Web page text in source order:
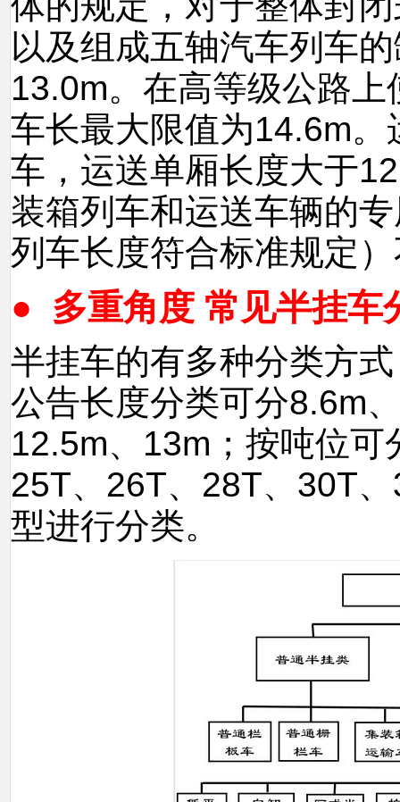
以及组成五轴汽车列车
13.0m。在高等级公路
车长最大限值为14.6m
车，运送单厢长度大于
装箱列车和运送车辆的
列车长度符合标准规定
● 多重角度 常见半挂车
半挂车的有多种分类方
公告长度分类可分8.6m
12.5m、13m；按吨位
25T、26T、28T、30T
型进行分类。